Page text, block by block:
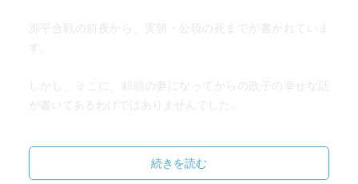
源平合戦の前夜から、実朝・公暁の死までが書かれていま
す。
しかし、そこに、頼朝の妻になってからの政子の幸せな話
が書いてあるわけではありませんでした。
讐する、その時代が故の顚末が広がっていました。
続きを読む